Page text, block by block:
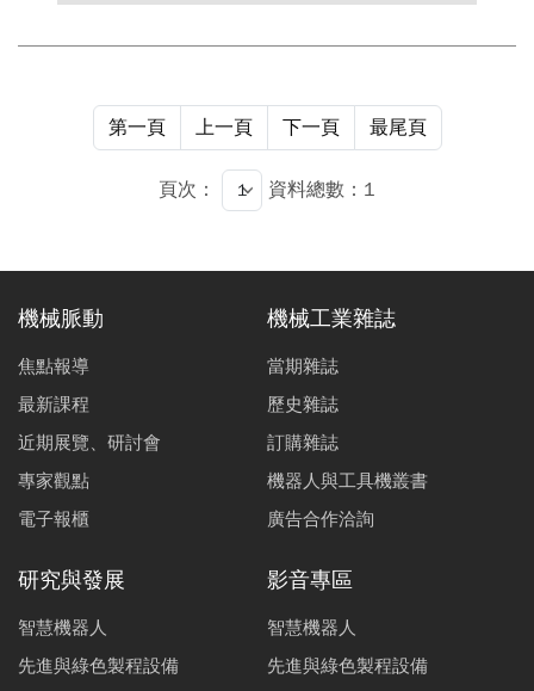
國市場。
第一頁 上一頁 下一頁 最尾頁
頁次： 資料總數：1
機械脈動
焦點報導
最新課程
近期展覽、研討會
專家觀點
電子報櫃
機械工業雜誌
當期雜誌
歷史雜誌
訂購雜誌
機器人與工具機叢書
廣告合作洽詢
研究與發展
智慧機器人
先進與綠色製程設備
影音專區
智慧機器人
先進與綠色製程設備